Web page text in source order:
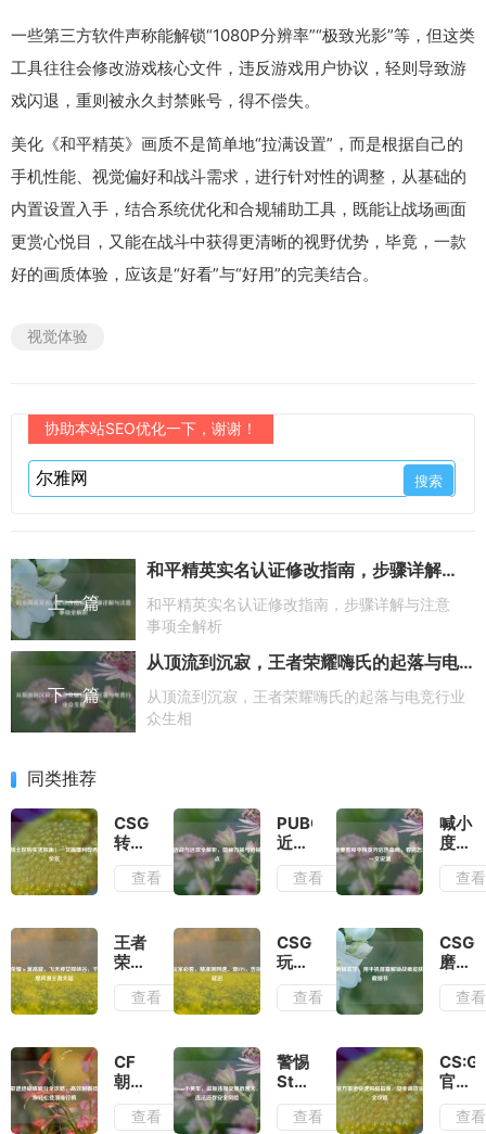
一些第三方软件声称能解锁“1080P分辨率”“极致光影”等，但这类
工具往往会修改游戏核心文件，违反游戏用户协议，轻则导致游
戏闪退，重则被永久封禁账号，得不偿失。
美化《和平精英》画质不是简单地“拉满设置”，而是根据自己的
手机性能、视觉偏好和战斗需求，进行针对性的调整，从基础的
内置设置入手，结合系统优化和合规辅助工具，既能让战场画面
更赏心悦目，又能在战斗中获得更清晰的视野优势，毕竟，一款
好的画质体验，应该是“好看”与“好用”的完美结合。
视觉体验
协助本站SEO优化一下，谢谢！
上一篇
和平精英实名认证修改指南，步骤详解与注意事项全解析
和平精英实名认证修改指南，步骤详解与注意
事项全解析
下一篇
从顶流到沉寂，王者荣耀嗨氏的起落与电竞行业众生相
从顶流到沉寂，王者荣耀嗨氏的起落与电竞行业
众生相
同类推荐
CSGO
转土
区购
买先
一文
搞懂
再选
低价
查看
PUBG
近战
与远
攻全
隐秘
刀械
械大
盘点
查看
喊小
度要
看和
平精
血
局，
看完
怎么
关？
说清
查看
王者
荣耀
×莫
神女
降峡
谷，
千年
查看
CSGO
玩家
必
看，
速、
查
告别
查看
CSGO
磨损
玄
学，
幕解
锁战
肤的
查看
CF
朝歌
遗迹
蝴蝶
查看
警惕
Steam
小黄
车，
查看
官方
渠道
快速
查看